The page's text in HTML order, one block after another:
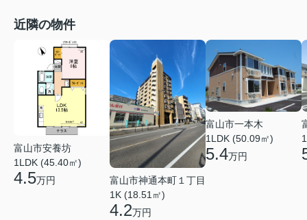
近隣の物件
富山市安養坊
1LDK (45.40㎡)
4.5万円
富山市神通本町１丁目
1K (18.51㎡)
4.2万円
富山市一本木
1LDK (50.09㎡)
5.4万円